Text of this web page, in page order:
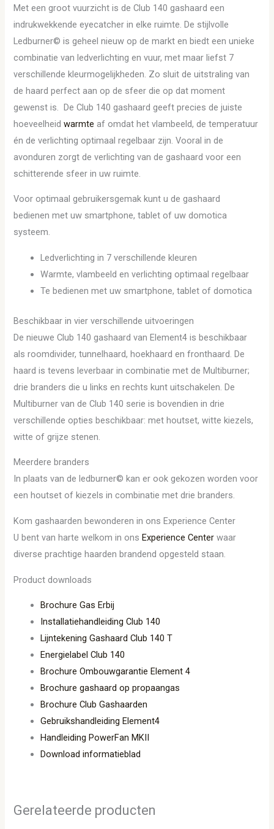
Met een groot vuurzicht is de Club 140 gashaard een
indrukwekkende eyecatcher in elke ruimte. De stijlvolle
Ledburner© is geheel nieuw op de markt en biedt een unieke
combinatie van ledverlichting en vuur, met maar liefst 7
verschillende kleurmogelijkheden. Zo sluit de uitstraling van
de haard perfect aan op de sfeer die op dat moment
gewenst is. De Club 140 gashaard geeft precies de juiste
hoeveelheidwarmte af omdat het vlambeeld, de temperatuur
én de verlichting optimaal regelbaar zijn. Vooral in de
avonduren zorgt de verlichting van de gashaard voor een
schitterende sfeer in uw ruimte.
Voor optimaal gebruikersgemak kunt u de gashaard
bedienen met uw smartphone, tablet of uw domotica
systeem.
Ledverlichting in 7 verschillende kleuren
Warmte, vlambeeld en verlichting optimaal regelbaar
Te bedienen met uw smartphone, tablet of domotica
Beschikbaar in vier verschillende uitvoeringen
De nieuwe Club 140 gashaard van Element4 is beschikbaar
als roomdivider, tunnelhaard, hoekhaard en fronthaard. De
haard is tevens leverbaar in combinatie met de Multiburner;
drie branders die u links en rechts kunt uitschakelen. De
Multiburner van de Club 140 serie is bovendien in drie
verschillende opties beschikbaar: met houtset, witte kiezels,
witte of grijze stenen.
Meerdere branders
In plaats van de ledburner© kan er ook gekozen worden voor
een houtset of kiezels in combinatie met drie branders.
Kom gashaarden bewonderen in ons Experience Center
U bent van harte welkom in onsExperience Center waar
diverse prachtige haarden brandend opgesteld staan.
Product downloads
Brochure Gas Erbij
Installatiehandleiding Club 140
Lijntekening Gashaard Club 140 T
Energielabel Club 140
Brochure Ombouwgarantie Element 4
Brochure gashaard op propaangas
Brochure Club Gashaarden
Gebruikshandleiding Element4
Handleiding PowerFan MKII
Download informatieblad
Gerelateerde producten